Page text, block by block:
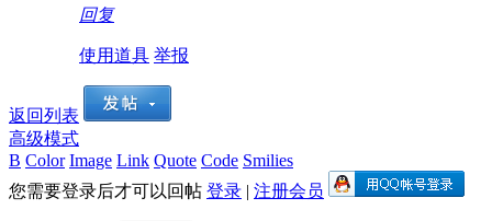
回复
使用道具 举报
返回列表
高级模式
B Color Image Link Quote Code Smilies
您需要登录后才可以回帖 登录 | 注册会员